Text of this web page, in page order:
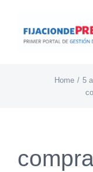
content
Home
5